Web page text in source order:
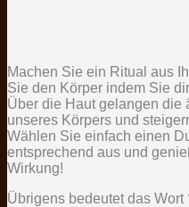
Machen Sie ein Ritual aus
Sie den Körper indem Sie
Über die Haut gelangen die
unseres Körpers und
Wählen Sie einfach einen
entsprechend aus und
Wirkung!
Übrigens bedeutet das Wort